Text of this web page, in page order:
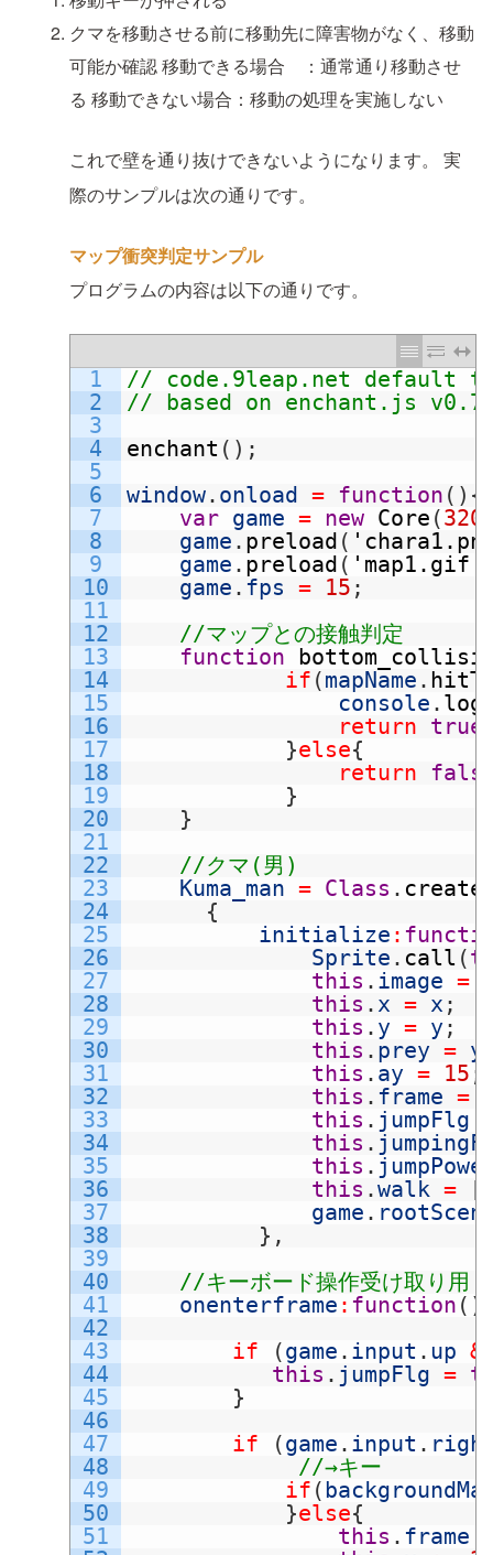
クマを移動させる前に移動先に障害物がなく、移動
可能か確認移動できる場合 ：通常通り移動させ
る 移動できない場合：移動の処理を実施しない
これで壁を通り抜けできないようになります。
実
際のサンプルは次の通りです。
マップ衝突判定サンプル
プログラムの内容は以下の通りです。
1
2
3
4
5
6
7
8
9
10
11
12
13
14
15
16
17
18
19
20
21
22
23
24
25
26
27
28
29
30
31
32
33
34
35
36
37
38
39
40
41
42
43
44
45
46
47
48
49
50
51
// code.9leap.net default
// based on enchant.js
enchant ( ) ;
window. onload = function ( ) {
var game = new Core (320
game . preload (
game . preload ( 'map1.gif'
game . fps = 15 ;
//マップとの接触判定
function
if (mapName .
console . log
return true
}else{
return
}
}
//クマ(男)
Kuma_man = Class . create
{
initialize :
Sprite . call (
this . image =
this . x = x ;
this . y = y ;
this . prey = y
this . ay = 15 ;
this . frame =
this . jumpFlg
this .
this .
this .walk = [
game .
} ,
//キーボード操作受け取り用
onenterframe : function ( )
if
(game . input . up
this . jumpFlg =
}
if
(game . input .
//→キー
if (
}else{
this . frame